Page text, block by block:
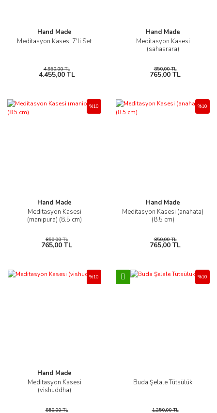
Hand Made
Meditasyon Kasesi 7'li Set
4.950,00 TL
4.455,00 TL
Hand Made
Meditasyon Kasesi
(sahasrara)
850,00 TL
765,00 TL
Hand Made
Meditasyon Kasesi
(manipura) (8.5 cm)
%10
850,00 TL
765,00 TL
Hand Made
Meditasyon Kasesi (anahata)
(8.5 cm)
%10
850,00 TL
765,00 TL
Hand Made
Meditasyon Kasesi
(vishuddha)
%10
850,00 TL
Buda Şelale Tütsülük
%10
1.250,00 TL